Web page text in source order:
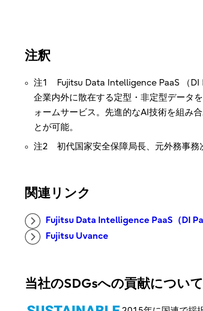
注釈
注1 Fujitsu Data Intelligence PaaS （DI
企業内外に散在する定型・非定型データ
ォームサービス。先進的なAI技術を組み
とが可能。
注2 初代国家安全保障局長、元外務事務
関連リンク
Fujitsu Data Intelligence PaaS（DI
Fujitsu Uvance
当社のSDGsへの貢献について